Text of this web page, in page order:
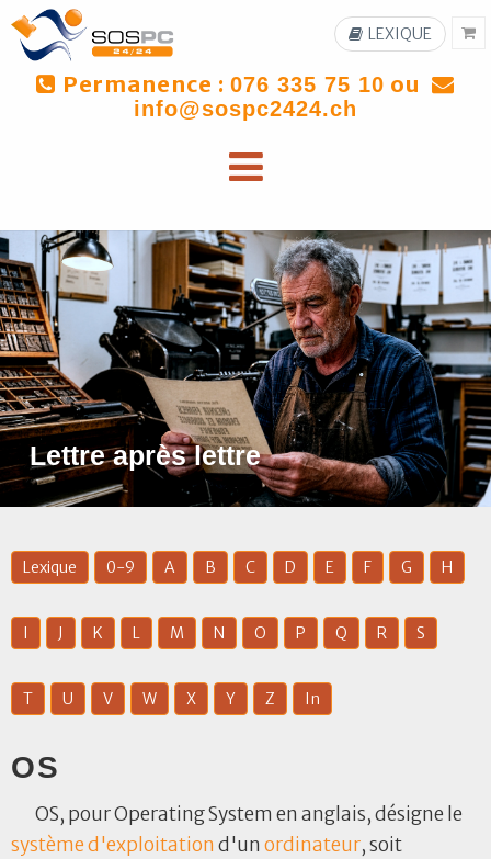
Permanence : 076 335 75 10 ou
info@sospc2424.ch
LEXIQUE
Lettre après lettre
Lexique 0-9 A B C D E F G H
I J K L M N O P Q R S
T U V W X Y Z In
OS
OS, pour Operating System en anglais, désigne le
système d'exploitationd'un ordinateur, soit